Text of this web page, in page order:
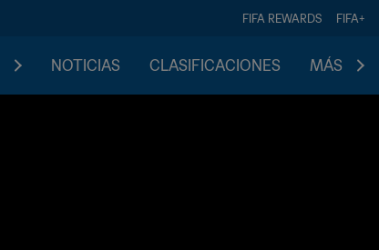
FIFA REWARDS FIFA+
NOTICIAS CLASIFICACIONES MÁS